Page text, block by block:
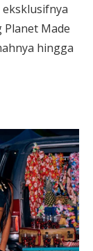
Made
hingga